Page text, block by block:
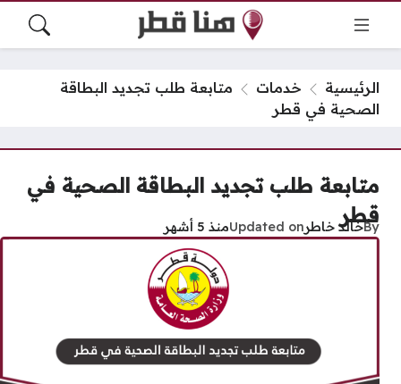
الرئيسية خدمات
متابعة طلب تجديد البطاقة
الصحية في قطر
متابعة طلب تجديد البطاقة الصحية في
قطر
Byخالد خاطرUpdated onمنذ 5 أشهر